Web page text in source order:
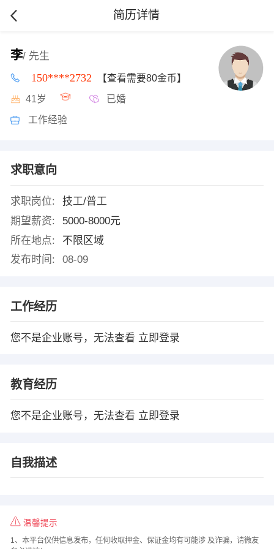
简历详情
李/ 先生
150****2732 【查看需要80金币】
41岁 已婚
工作经验
求职意向
求职岗位:
技工/普工
期望薪资:
5000-8000元
所在地点:
不限区域
发布时间:
08-09
工作经历
您不是企业账号，无法查看 立即登录
教育经历
您不是企业账号，无法查看 立即登录
自我描述
温馨提示
1、本平台仅供信息发布，任何收取押金、保证金均有可能涉 及诈骗，请微友